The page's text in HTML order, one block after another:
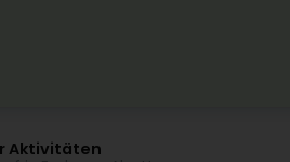
Aktivitäten